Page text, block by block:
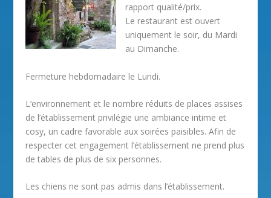
rapport qualité/prix.
Le restaurant est ouvert
uniquement le soir, du Mardi
au Dimanche.
Fermeture hebdomadaire le Lundi.
L’environnement et le nombre réduits de places assises
de l’établissement privilégie une ambiance intime et
cosy, un cadre favorable aux soirées paisibles. Afin de
respecter cet engagement l’établissement ne prend plus
de tables de plus de six personnes.
Les chiens ne sont pas admis dans l’établissement.